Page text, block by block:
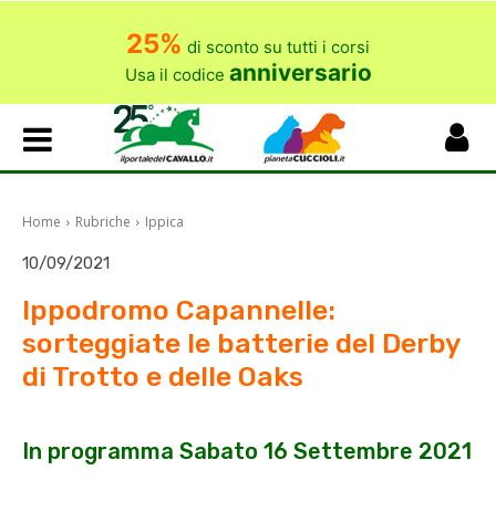
25% di sconto su tutti i corsi
Usa il codice anniversario
Home Rubriche Ippica
10/09/2021
Ippodromo Capannelle:
sorteggiate le batterie del Derby
di Trotto e delle Oaks
In programma Sabato 16 Settembre 2021